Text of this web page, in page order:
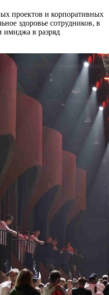
проектов и корпоративных
здоровье сотрудников, в
имиджа в разряд